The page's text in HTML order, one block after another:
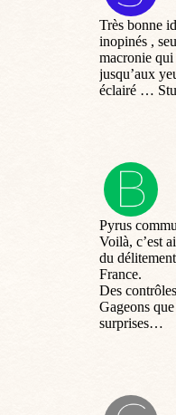
Très bonne
inopinés ,
macronie qui
jusqu’aux
éclairé …
Pyrus
Voilà, c’est
du
France.
Des
Gageons
surprises…